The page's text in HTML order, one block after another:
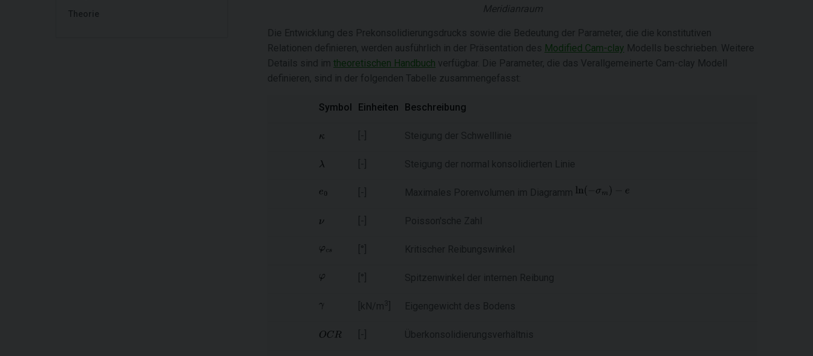
Theorie
Meridianraum
Die Entwicklung des Prekonsolidierungsdrucks sowie die Bedeutung der Parameter, die die konstitutiven
Relationen definieren, werden ausführlich in der Präsentation des Modified Cam-clay Modells beschrieben. Weitere
Details sind im theoretischen Handbuch verfügbar. Die Parameter, die das Verallgemeinerte Cam-clay Modell
definieren, sind in der folgenden Tabelle zusammengefasst:
Symbol Einheiten Beschreibung
[-] Steigung der Schwelllinie
[-] Steigung der normal konsolidierten Linie
[-] Maximales Porenvolumen im Diagramm
[-] Poisson'sche Zahl
[°] Kritischer Reibungswinkel
[°] Spitzenwinkel der internen Reibung
[kN/m 3 Eigengewicht des Bodens
[-] Überkonsolidierungsverhältnis